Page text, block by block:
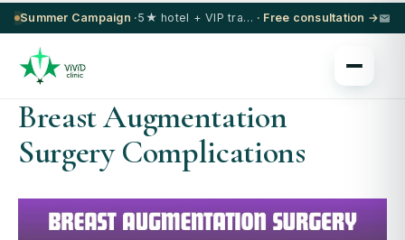
Summer Campaign · 5★ hotel + VIP transfer on select procedures · Free consultation →
Breast Augmentation
Surgery Complications